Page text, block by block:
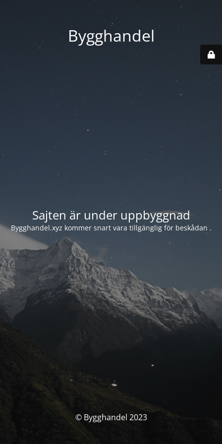
Bygghandel
Sajten är under uppbyggnad
Bygghandel.xyz kommer snart vara tillgänglig för beskådan .
© Bygghandel 2023